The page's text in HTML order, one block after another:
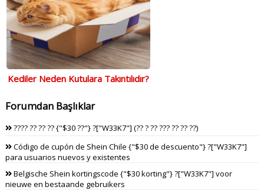
Kediler Neden Kutulara Takıntılıdır?
Forumdan Başlıklar
???? ?? ?? ?? {"$30 ??"} ?["W33K7"] (?? ? ?? ??? ?? ?? ??)
Código de cupón de Shein Chile {"$30 de descuento"} ?["W33K7"]
para usuarios nuevos y existentes
Belgische Shein kortingscode {"$30 korting"} ?["W33K7"] voor
nieuwe en bestaande gebruikers